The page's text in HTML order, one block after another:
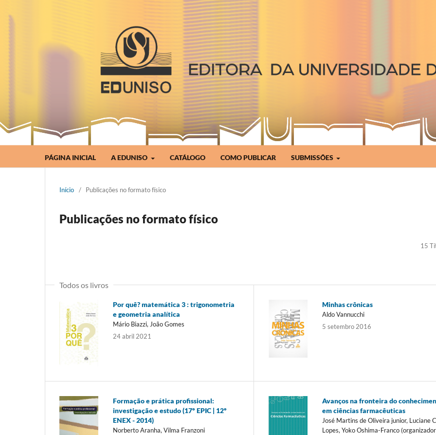
PÁGINA INICIAL A EDUNISO CATÁLOGO COMO PUBLICAR SUBMISSÕES
Início / Publicações no formato físico
Publicações no formato físico
15
Todos os livros
Por quê? matemática 3 : trigonometria
e geometria analítica
Mário Biazzi, João Gomes
24 abril 2021
Minhas crônicas
Aldo Vannucchi
5 setembro 2016
Formação e prática profissional:
investigação e estudo (17º EPIC | 12º
ENEX - 2014)
Norberto Aranha, Vilma Franzoni
Avanços na fronteira do
em ciências farmacêuticas
José Martins de Oliveira junior, Luciane
Lopes, Yoko Oshima-Franco